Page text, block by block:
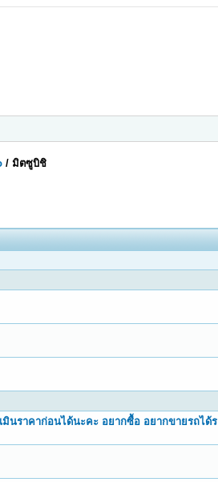
/มิตซูบิชิ
มินราคาก่อนได้นะคะ อยากซื้อ อยากขายรถได้ร
Average
45
Average